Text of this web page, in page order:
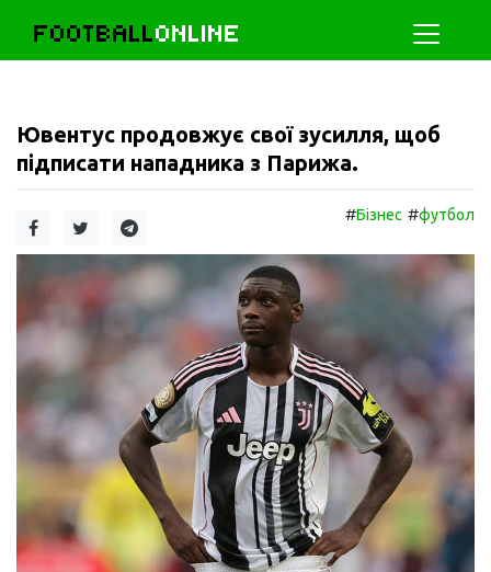
FOOTBALLONLINE
Ювентус продовжує свої зусилля, щоб
підписати нападника з Парижа.
#Бізнес #футбол